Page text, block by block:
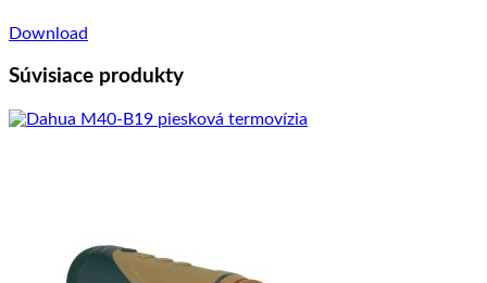
Download
Súvisiace produkty